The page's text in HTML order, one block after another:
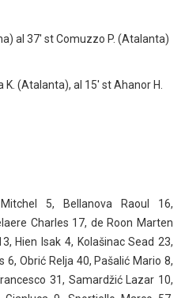
al 37′ st Comuzzo P. (Atalanta)
K. (Atalanta), al 15′ st Ahanor H.
5, Bellanova Raoul 16,
Charles 17, de Roon Marten
Hien Isak 4, Kolašinac Sead 23,
6, Obrić Relja 40, Pašalić Mario 8,
31, Samardžić Lazar 10,